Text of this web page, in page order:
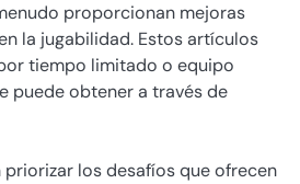
proporcionan mejoras
la jugabilidad. Estos artículos
tiempo limitado o equipo
puede obtener a través de
priorizar los desafíos que ofrecen